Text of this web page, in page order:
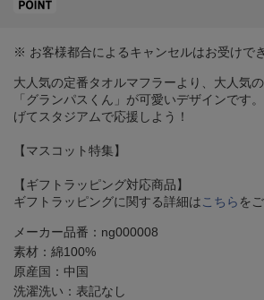
※ お客様都合によるキャンセルはお受けで
大人気の定番タオルマフラーより、大人気
「グランパスくん」が可愛いデザインです
げてスタジアムで応援しよう！
【マスコット特集】
【ギフトラッピング対応商品】
ギフトラッピングに関する詳細は こちら を
メーカー品番：ng000008
素材：綿100%
原産国：中国
洗濯洗い：表記なし